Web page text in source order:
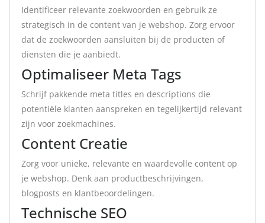
Identificeer relevante zoekwoorden en gebruik ze
strategisch in de content van je webshop. Zorg ervoor
dat de zoekwoorden aansluiten bij de producten of
diensten die je aanbiedt.
Optimaliseer Meta Tags
Schrijf pakkende meta titles en descriptions die
potentiële klanten aanspreken en tegelijkertijd relevant
zijn voor zoekmachines.
Content Creatie
Zorg voor unieke, relevante en waardevolle content op
je webshop. Denk aan productbeschrijvingen,
blogposts en klantbeoordelingen.
Technische SEO